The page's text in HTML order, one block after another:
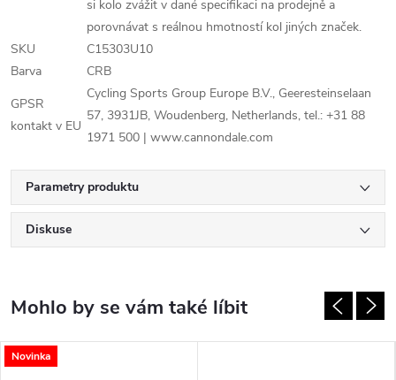
si kolo zvážit v dané specifikaci na prodejně a
porovnávat s reálnou hmotností kol jiných značek.
SKU
C15303U10
Barva
CRB
GPSR
kontakt v EU
Cycling Sports Group Europe B.V., Geeresteinselaan
57, 3931JB, Woudenberg, Netherlands, tel.: +31 88
1971 500 | www.cannondale.com
Parametry produktu
Diskuse
Novinka